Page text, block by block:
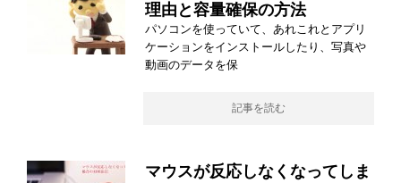
理由と容量確保の方法
パソコンを使っていて、あれこれとアプリ
ケーションをインストールしたり、写真や
動画のデータを保
記事を読む
マウスが反応しなくなってしま